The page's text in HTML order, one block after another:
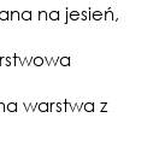
na jesień,
warstwa z